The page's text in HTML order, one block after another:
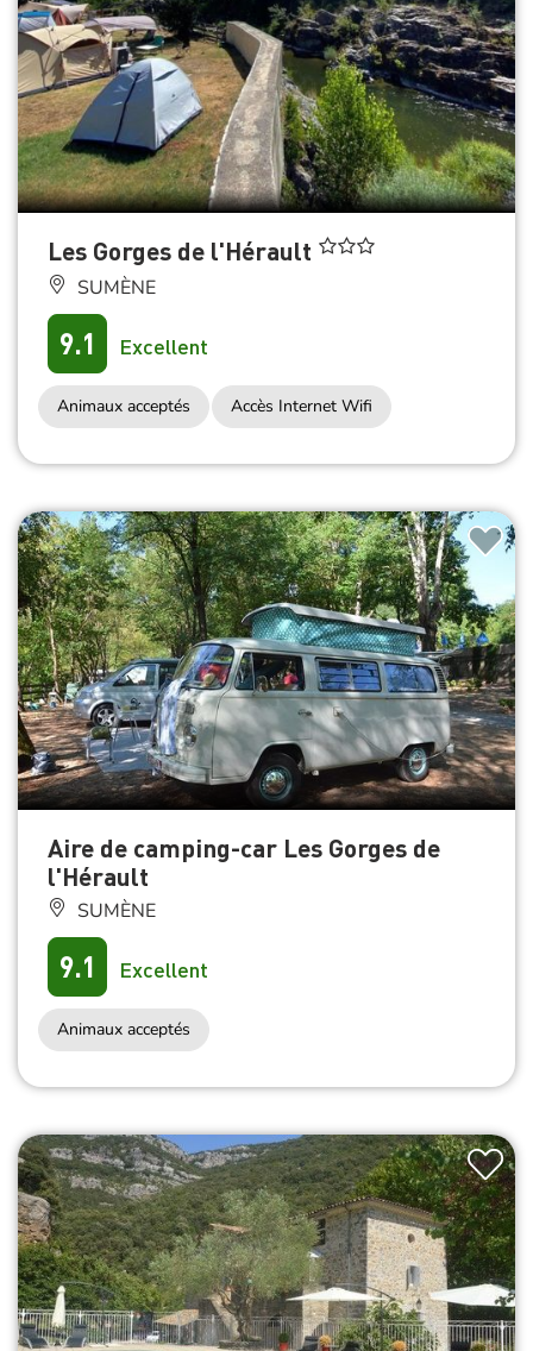
Les Gorges de l'Hérault
SUMÈNE
9.1 Excellent
Animaux acceptés Accès Internet Wifi
Aire de camping-car Les Gorges de
l'Hérault
SUMÈNE
9.1 Excellent
Animaux acceptés